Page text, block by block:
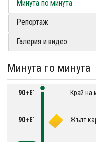
Минута по минута
Репортаж
Галерия и видео
Минута по минута
90+8´ Край на
90+8´ Жълт